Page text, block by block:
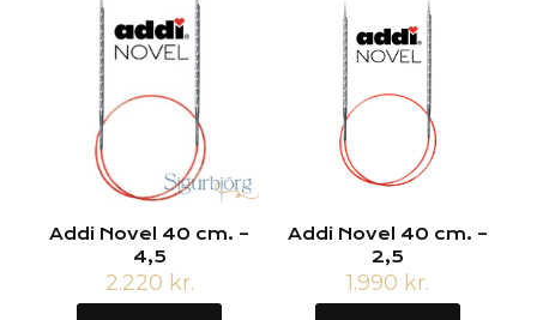
Addi Novel 40 cm. –
4,5
2.220 kr.
Addi Novel 40 cm. –
2,5
1.990 kr.